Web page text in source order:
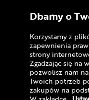
Copyright ©
Polityka
serwisu
Dbamy o
Korzystamy z
zapewnienia
strony
Zgadzając się na
pozwolisz nam
Twoich potrzeb
zakupów na